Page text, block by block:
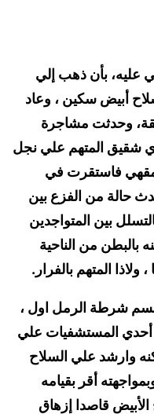
عليه، بأن ذهب إلي
أبيض سكين ، وعاد
وحدثت مشاجرة
شقيق المتهم علي نجل
فاستقرت في
حالة من الفزع بين
بين المتواجدين
من الناحية
المتهم بالفرار.
شرطة الرمل اول ،
المستشفيات علي
وارشد علي السلاح
أقر بقيامه
قاصدا إزهاق